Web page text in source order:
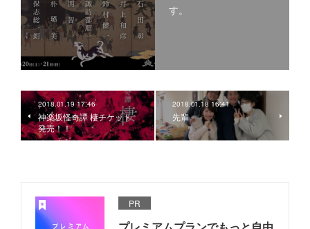
す。
2018.01.19 17:46
神楽坂怪奇譚 棲チケット
発売！！
2018.01.18 16:41
先輩
PR